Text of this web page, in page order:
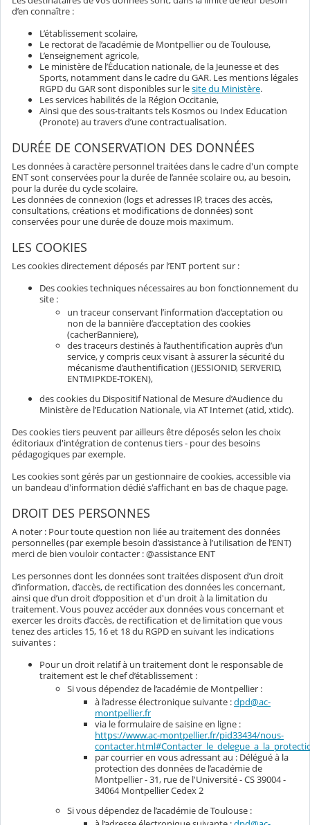
d’en connaître :
L’établissement scolaire,
Le rectorat de l’académie de Montpellier ou de Toulouse,
L’enseignement agricole,
Le ministère de l’Éducation nationale, de la Jeunesse et des
Sports, notamment dans le cadre du GAR. Les mentions légales
RGPD du GAR sont disponibles sur lesite du Ministère.
Les services habilités de la Région Occitanie,
Ainsi que des sous-traitants tels Kosmos ou Index Education
(Pronote) au travers d’une contractualisation.
DURÉE DE CONSERVATION DES DONNÉES
Les données à caractère personnel traitées dans le cadre d'un compte
ENT sont conservées pour la durée de l’année scolaire ou, au besoin,
pour la durée du cycle scolaire.
Les données de connexion (logs et adresses IP, traces des accès,
consultations, créations et modifications de données) sont
conservées pour une durée de douze mois maximum.
LES COOKIES
Les cookies directement déposés par l’ENT portent sur :
Des cookies techniques nécessaires au bon fonctionnement du
site :
un traceur conservant l’information d’acceptation ou
non de la bannière d’acceptation des cookies
(cacherBanniere),
des traceurs destinés à l’authentification auprès d’un
service, y compris ceux visant à assurer la sécurité du
mécanisme d’authentification (JESSIONID, SERVERID,
ENTMIPKDE-TOKEN),
des cookies du Dispositif National de Mesure d’Audience du
Ministère de l’Education Nationale, via AT Internet (atid, xtidc).
Des cookies tiers peuvent par ailleurs être déposés selon les choix
éditoriaux d'intégration de contenus tiers - pour des besoins
pédagogiques par exemple.
Les cookies sont gérés par un gestionnaire de cookies, accessible via
un bandeau d'information dédié s'affichant en bas de chaque page.
DROIT DES PERSONNES
A noter : Pour toute question non liée au traitement des données
personnelles (par exemple besoin d’assistance à l’utilisation de l’ENT)
merci de bien vouloir contacter : @assistance ENT
Les personnes dont les données sont traitées disposent d’un droit
d’information, d’accès, de rectification des données les concernant,
ainsi que d’un droit d’opposition et d'un droit à la limitation du
traitement. Vous pouvez accéder aux données vous concernant et
exercer les droits d’accès, de rectification et de limitation que vous
tenez des articles 15, 16 et 18 du RGPD en suivant les indications
suivantes :
Pour un droit relatif à un traitement dont le responsable de
traitement est le chef d’établissement :
Si vous dépendez de l’académie de Montpellier :
à l’adresse électronique suivante :dpd@ac-
montpellier.fr
via le formulaire de saisine en ligne :
https://www.ac-montpellier.fr/pid33434/nous-
par courrier en vous adressant au : Délégué à la
protection des données de l’académie de
Montpellier - 31, rue de l'Université - CS 39004 -
34064 Montpellier Cedex 2
Si vous dépendez de l’académie de Toulouse :